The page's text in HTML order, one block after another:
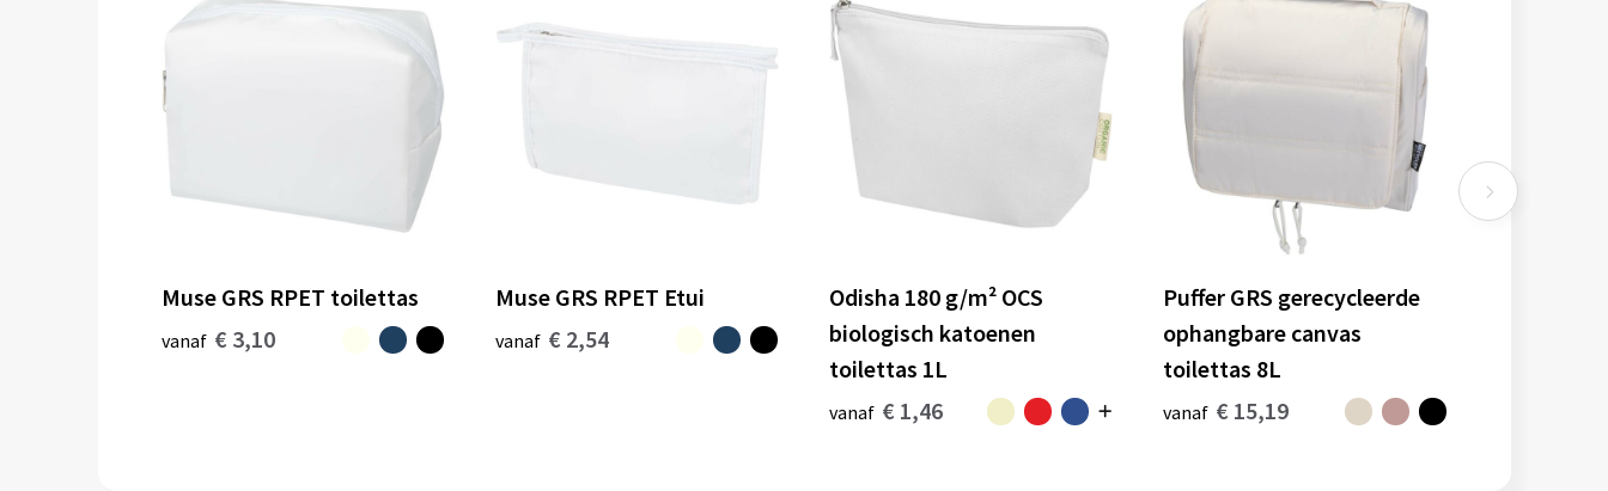
Muse GRS RPET toilettas
vanaf € 3,10
Muse GRS RPET Etui
vanaf € 2,54
Odisha 180 g/m² OCS
biologisch katoenen
toilettas 1L
vanaf € 1,46
Puffer GRS gerecycleerde
ophangbare canvas
toilettas 8L
vanaf € 15,19